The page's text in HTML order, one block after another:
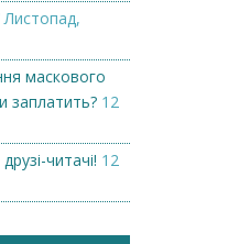
Листопад,
маскового
заплатить? 12
читачі! 12